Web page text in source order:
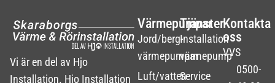
Vi är en del av Hjo
Installation. Hjo Installation
Värmepumpar
Jord/berg-
värmepumpar
Luft/vatten-
Tjänster
Installation
värmepump
Service
Kontakta
oss
VVS
0500-